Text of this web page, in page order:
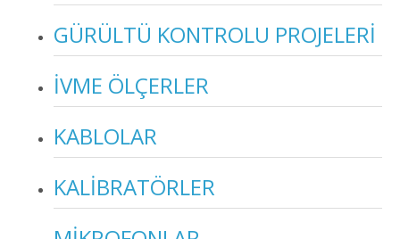
GÜRÜLTÜ KONTROLU PROJELERİ
İVME ÖLÇERLER
KABLOLAR
KALİBRATÖRLER